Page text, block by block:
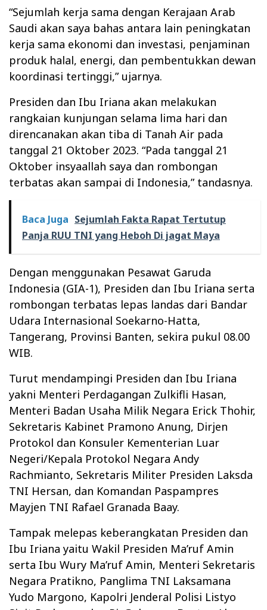
“Sejumlah kerja sama dengan Kerajaan Arab
Saudi akan saya bahas antara lain peningkatan
kerja sama ekonomi dan investasi, penjaminan
produk halal, energi, dan pembentukkan dewan
koordinasi tertinggi,” ujarnya.
Presiden dan Ibu Iriana akan melakukan
rangkaian kunjungan selama lima hari dan
direncanakan akan tiba di Tanah Air pada
tanggal 21 Oktober 2023. “Pada tanggal 21
Oktober insyaallah saya dan rombongan
terbatas akan sampai di Indonesia,” tandasnya.
Baca Juga Sejumlah Fakta Rapat Tertutup
Panja RUU TNI yang Heboh Di jagat Maya
Dengan menggunakan Pesawat Garuda
Indonesia (GIA-1), Presiden dan Ibu Iriana serta
rombongan terbatas lepas landas dari Bandar
Udara Internasional Soekarno-Hatta,
Tangerang, Provinsi Banten, sekira pukul 08.00
WIB.
Turut mendampingi Presiden dan Ibu Iriana
yakni Menteri Perdagangan Zulkifli Hasan,
Menteri Badan Usaha Milik Negara Erick Thohir,
Sekretaris Kabinet Pramono Anung, Dirjen
Protokol dan Konsuler Kementerian Luar
Negeri/Kepala Protokol Negara Andy
Rachmianto, Sekretaris Militer Presiden Laksda
TNI Hersan, dan Komandan Paspampres
Mayjen TNI Rafael Granada Baay.
Tampak melepas keberangkatan Presiden dan
Ibu Iriana yaitu Wakil Presiden Ma’ruf Amin
serta Ibu Wury Ma’ruf Amin, Menteri Sekretaris
Negara Pratikno, Panglima TNI Laksamana
Yudo Margono, Kapolri Jenderal Polisi Listyo